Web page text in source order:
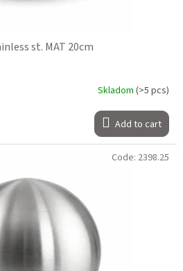
st. MAT 20cm
Skladom (>5 pcs)
Add to cart
Code: 2398.25